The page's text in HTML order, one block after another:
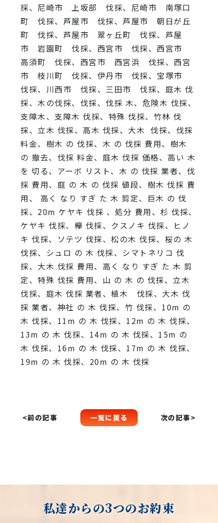
採、尼崎市 上坂部 伐採、尼崎市 南塚口
町 伐採、芦屋市 伐採、芦屋市 朝日が丘
町 伐採、芦屋市 翠ヶ丘町 伐採、芦屋
市 岩園町 伐採、西宮市 伐採、西宮市
高須町 伐採、西宮市 西宮浜 伐採、西宮
市 枝川町 伐採、伊丹市 伐採、宝塚市
伐採、川西市 伐採、三田市 伐採、庭木 伐
採、木の伐採、伐採、伐採 木、危険木 伐採、
支障木、支障木 伐採、特殊 伐採、竹林 伐
採、立木 伐採、高木 伐採、大木 伐採、伐採
料金、樹木 の 伐採、木 の 伐採 費用、樹木
の 撤去、伐採 料金、庭木 伐採 価格、高い 木
を 切る、アーボ リスト、木 の 伐採 業者、伐
採 費用、庭 の 木 の 伐採 値段、樹木 伐採 費
用、 高く なり すぎ た 木 剪定、巨木 の 伐
採、20m ケヤキ 伐採 、処分 費用、杉 伐採、
ケヤキ 伐採、欅 伐採、クスノキ 伐採、ヒノ
キ 伐採、ソテツ 伐採、松の木 伐採、桜の 木
伐採、シュロ の 木 伐採、シマトネリコ 伐
採、大木 伐採 費用、高く なり すぎ た 木 剪
定、特殊 伐採 費用、山 の 木 の 伐採、立木
伐採、庭木 伐採 業者、植木 伐採、大木 伐
採 業者、神社 の 木 伐採、竹 伐採、10m の
木 伐採、11m の 木 伐採、12m の 木 伐採、
13m の 木 伐採、14m の 木 伐採、15m の
木 伐採、16m の 木 伐採、17m の 木 伐採、
19m の 木 伐採、20m の 木 伐採
<前の記事 一覧に戻る 次の記事>
私達からの3つのお約束